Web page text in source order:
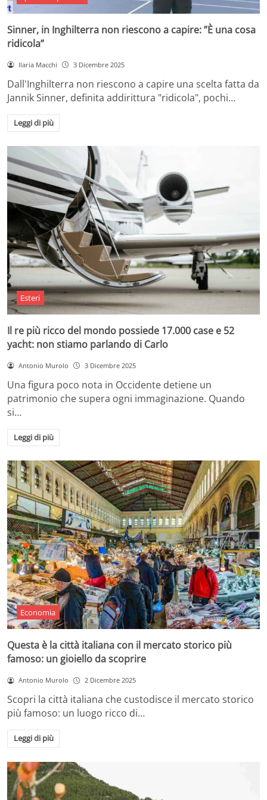
Sinner, in Inghilterra non riescono a capire: ”È una cosa
ridicola”
Ilaria Macchi 3 Dicembre 2025
Dall'Inghilterra non riescono a capire una scelta fatta da
Jannik Sinner, definita addirittura "ridicola", pochi…
Leggi di più
Esteri
Il re più ricco del mondo possiede 17.000 case e 52
yacht: non stiamo parlando di Carlo
Antonio Murolo 3 Dicembre 2025
Una figura poco nota in Occidente detiene un
patrimonio che supera ogni immaginazione. Quando
si…
Leggi di più
Economia
Questa è la città italiana con il mercato storico più
famoso: un gioiello da scoprire
Antonio Murolo 2 Dicembre 2025
Scopri la città italiana che custodisce il mercato storico
più famoso: un luogo ricco di…
Leggi di più